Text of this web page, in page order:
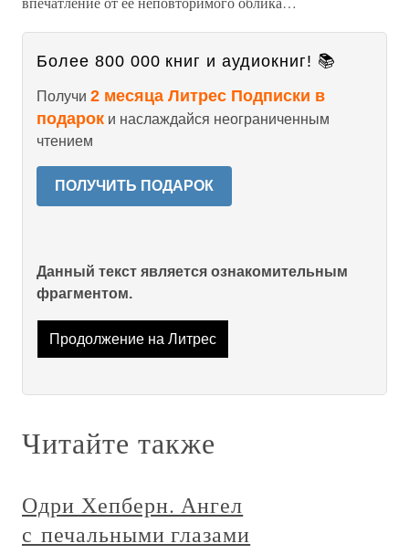
Более 800 000 книг и аудиокниг! 📚
Получи 2 месяца Литрес Подписки в
подарок и наслаждайся неограниченным
чтением
ПОЛУЧИТЬ ПОДАРОК
Данный текст является ознакомительным
фрагментом.
Продолжение на Литрес
Читайте также
Одри Хепберн. Ангел
с печальными глазами